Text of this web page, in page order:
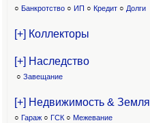
○ Банкротство ○ ИП ○ Кредит ○ Долги
[+] Коллекторы
[+] Наследство
○ Завещание
[+] Недвижимость & Земля
○ Гараж ○ ГСК ○ Межевание